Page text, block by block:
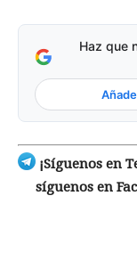
Haz que
¡Síguenos en
síguenos en